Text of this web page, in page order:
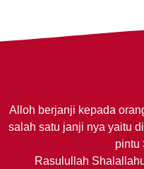
Alloh berjanji kepada
salah satu janji nya yaitu
pintu
Rasulullah